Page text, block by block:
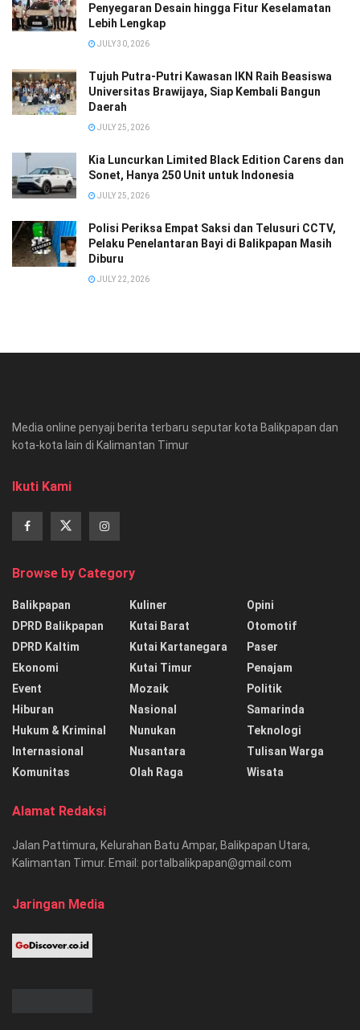
Penyegaran Desain hingga Fitur Keselamatan
Lebih Lengkap
JULY 30, 2026
Tujuh Putra-Putri Kawasan IKN Raih Beasiswa
Universitas Brawijaya, Siap Kembali Bangun
Daerah
JULY 25, 2026
Kia Luncurkan Limited Black Edition Carens dan
Sonet, Hanya 250 Unit untuk Indonesia
JULY 25, 2026
Polisi Periksa Empat Saksi dan Telusuri CCTV,
Pelaku Penelantaran Bayi di Balikpapan Masih
Diburu
JULY 22, 2026
Media online penyaji berita terbaru seputar kota Balikpapan dan
kota-kota lain di Kalimantan Timur
Ikuti Kami
Browse by Category
Balikpapan
DPRD Balikpapan
DPRD Kaltim
Ekonomi
Event
Hiburan
Hukum & Kriminal
Internasional
Komunitas
Kuliner
Kutai Barat
Kutai Kartanegara
Kutai Timur
Mozaik
Nasional
Nunukan
Nusantara
Olah Raga
Opini
Otomotif
Paser
Penajam
Politik
Samarinda
Teknologi
Tulisan Warga
Wisata
Alamat Redaksi
Jalan Pattimura, Kelurahan Batu Ampar, Balikpapan Utara,
Kalimantan Timur. Email: portalbalikpapan@gmail.com
Jaringan Media